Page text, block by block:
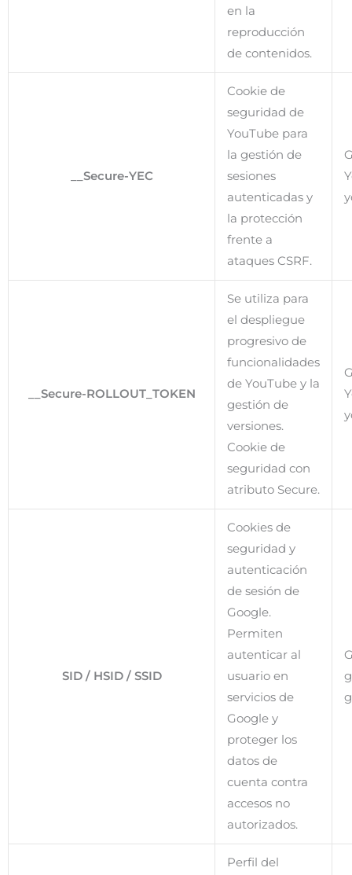
en la
reproducción
de contenidos.
__Secure-YEC
Cookie de
seguridad de
YouTube para
la gestión de
sesiones
autenticadas y
la protección
frente a
ataques CSRF.
__Secure-ROLLOUT_TOKEN
Se utiliza para
el despliegue
progresivo de
funcionalidades
de YouTube y la
gestión de
versiones.
Cookie de
seguridad con
atributo Secure.
SID / HSID / SSID
Cookies de
seguridad y
autenticación
de sesión de
Google.
Permiten
autenticar al
usuario en
servicios de
Google y
proteger los
datos de
cuenta contra
accesos no
autorizados.
Perfil del